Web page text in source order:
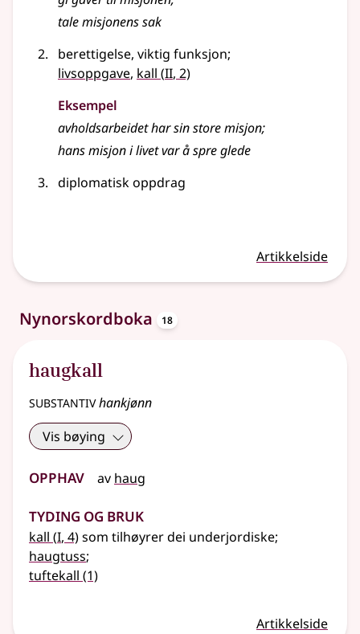
talemisjonenssak
berettigelse, viktig funksjon;
livsoppgave, kall (2
II, 2)
Eksempel
avholdsarbeidet har sin storemisjon;
hansmisjoni livet var å spre glede
diplomatisk oppdrag
Artikkelside
Nynorskordboka 18
haugkall
substantivhankjønn
Vis bøying
Opphav av haug
Tyding og bruk
kall (1
I, 4)som tilhøyrer dei underjordiske;
haugtuss;
tuftekall (1)
Artikkelside